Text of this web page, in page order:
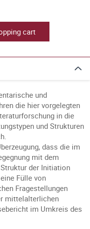
cart
und
die hier vorgelegten
in die
und Strukturen
dass die im
mit dem
der Initiation
Fülle von
Fragestellungen
mittelalterlichen
im Umkreis des